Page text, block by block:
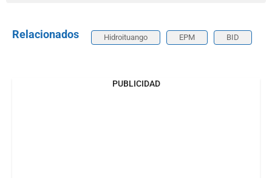
Relacionados Hidroituango EPM BID
PUBLICIDAD